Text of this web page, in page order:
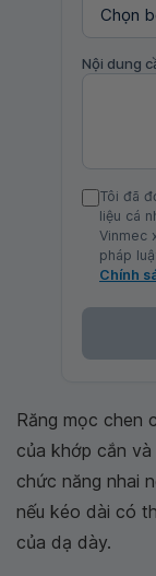
Nội dung
Tôi đã
liệu cá
Vinmec
pháp
Chính
Răng mọc chen
của khớp cắn
chức năng nhai
nếu kéo dài có
của dạ dày.